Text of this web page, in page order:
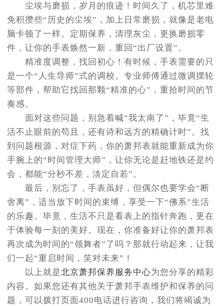
尘埃与磨损，岁月的痕迹！时间久了，机芯里难
免积攒些“历史的尘埃”，加上日常磨损，就像是老电
脑卡顿了一样。定期保养，清理灰尘，更换磨损零
件，让你的手表焕然一新，重回“出厂设置”。
精准度调整，找回初心！有时候，手表需要的只
是一个“人生导师”式的调校。专业师傅通过微调摆轮
等部件，帮助它找回那颗“精准的心”，重拾时间的节
奏感。
面对这些问题，别急着喊“我太南了”，毕竟“生
活不止眼前的苟且，还有诗和远方的精确计时”。找
到问题根源，对症下药，你的萧邦表就能重新成为你
手腕上的“时间管理大师”，让你无论是赶地铁还是约
会，都能“分秒不差，淡定自若”。
最后，别忘了，手表虽好，但偶尔也要学会“断
舍离”，适当放下时间的束缚，享受一下“佛系”生活
的乐趣。毕竟，生活不只是看表上的指针奔跑，更在
于体验每一刻的美好。现在，你准备好让你的萧邦表
再次成为时间的“领舞者”了吗？那就行动起来，让我
们一起“重启时间，笑对未来”！
以上就是北京萧邦保养服务中心为您分享的精彩
内容。如果您还有其他关于萧邦手表维护和保养的问
题，可以拨打页面400电话进行咨询，我们将竭诚为